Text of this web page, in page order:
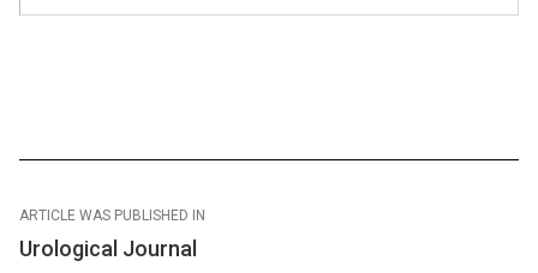
ARTICLE WAS PUBLISHED IN
Urological Journal